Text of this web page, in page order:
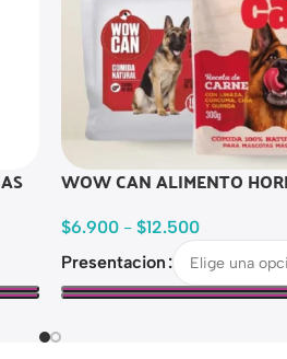
WOW CAN ALIMENTO
$6.900 - $12.500
Presentacion